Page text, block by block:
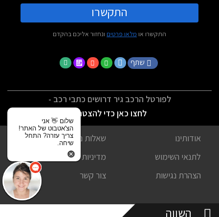
התקשרו
התקשרו או מלאו פרטים ונחזור אליכם בהקדם
שתף
לפורטל הרכב גיר דרושים כתבי רכב -
לחצו כאן כדי להצטרף
אודותינו
שאלות נפוצות
לתנאי השימוש
מדיניות פרטיות
הצהרת נגישות
צור קשר
השווה
שלום 👋 אני
הצ'אטבוט של האתר!
צריך עזרה? התחל
שיחה.